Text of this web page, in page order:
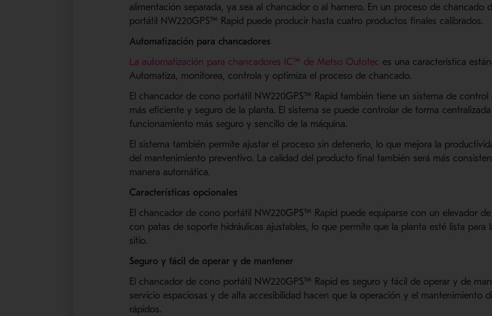
alimentación separada, ya sea al chancador o al harnero. En un proceso de chancado
portátil NW220GPS™ Rapid puede producir hasta cuatro productos finales calibrados.
Automatización para chancadores
La automatización para chancadores IC™ deMetso Outotec es una característica
Automatiza, monitorea, controla y optimiza el proceso de chancado.
El chancador de cono portátil NW220GPS™ Rapid también tiene un sistema de
más eficiente y seguro de la planta. El sistema se puede controlar de forma
funcionamiento más seguro y sencillo de la máquina.
El sistema también permite ajustar el proceso sin detenerlo, lo que mejora la
del mantenimiento preventivo. La calidad del producto final también será más
manera automática.
Características opcionales
El chancador de cono portátil NW220GPS™ Rapid puede equiparse con un elevador
con patas de soporte hidráulicas ajustables, lo que permite que la planta esté lista para
sitio.
Seguro y fácil de operar y de mantener
El chancador de cono portátil NW220GPS™ Rapid es seguro y fácil de operar y de
servicio espaciosas y de alta accesibilidad hacen que la operación y el mantenimiento
rápidos.